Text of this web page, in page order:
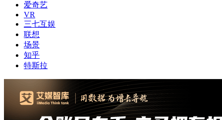
爱奇艺
VR
三七互娱
联想
场景
知乎
特斯拉